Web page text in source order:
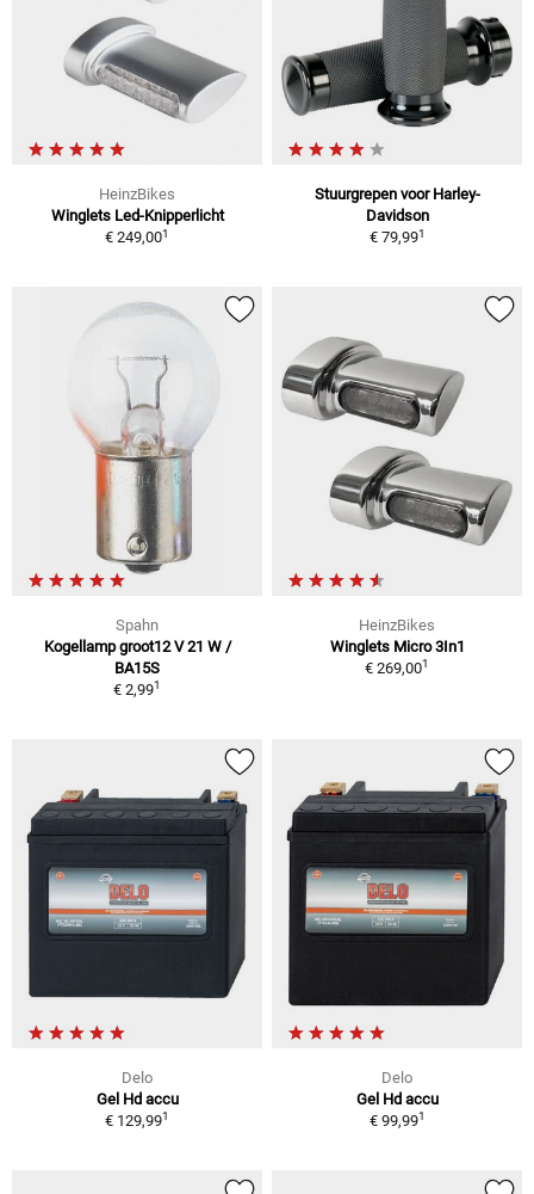
HeinzBikes
Winglets Led-Knipperlicht
€ 249,001
Stuurgrepen voor Harley-
Davidson
€ 79,991
Spahn
Kogellamp groot12 V 21 W /
BA15S
€ 2,991
HeinzBikes
Winglets Micro 3In1
€ 269,001
Delo
Gel Hd accu
€ 129,991
Delo
Gel Hd accu
€ 99,991